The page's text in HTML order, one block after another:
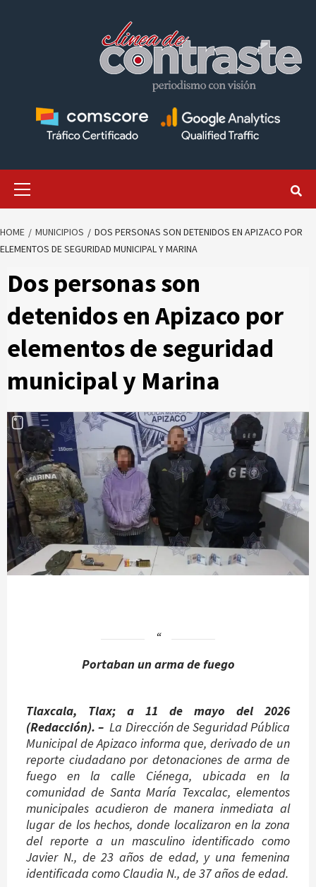
HOME MUNICIPIOS
DOS PERSONAS SON DETENIDOS EN APIZACO POR
ELEMENTOS DE SEGURIDAD MUNICIPAL Y MARINA
Dos personas son
detenidos en Apizaco por
elementos de seguridad
municipal y Marina
Portaban un arma de fuego
Tlaxcala, Tlax; a 11 de mayo del 2026
(Redacción). –La Dirección de Seguridad Pública
Municipal de Apizaco informa que, derivado de un
reporte ciudadano por detonaciones de arma de
fuego en la calle Ciénega, ubicada en la
comunidad de Santa María Texcalac, elementos
municipales acudieron de manera inmediata al
lugar de los hechos, donde localizaron en la zona
del reporte a un masculino identificado como
Javier N., de 23 años de edad, y una femenina
identificada como Claudia N., de 37 años de edad.